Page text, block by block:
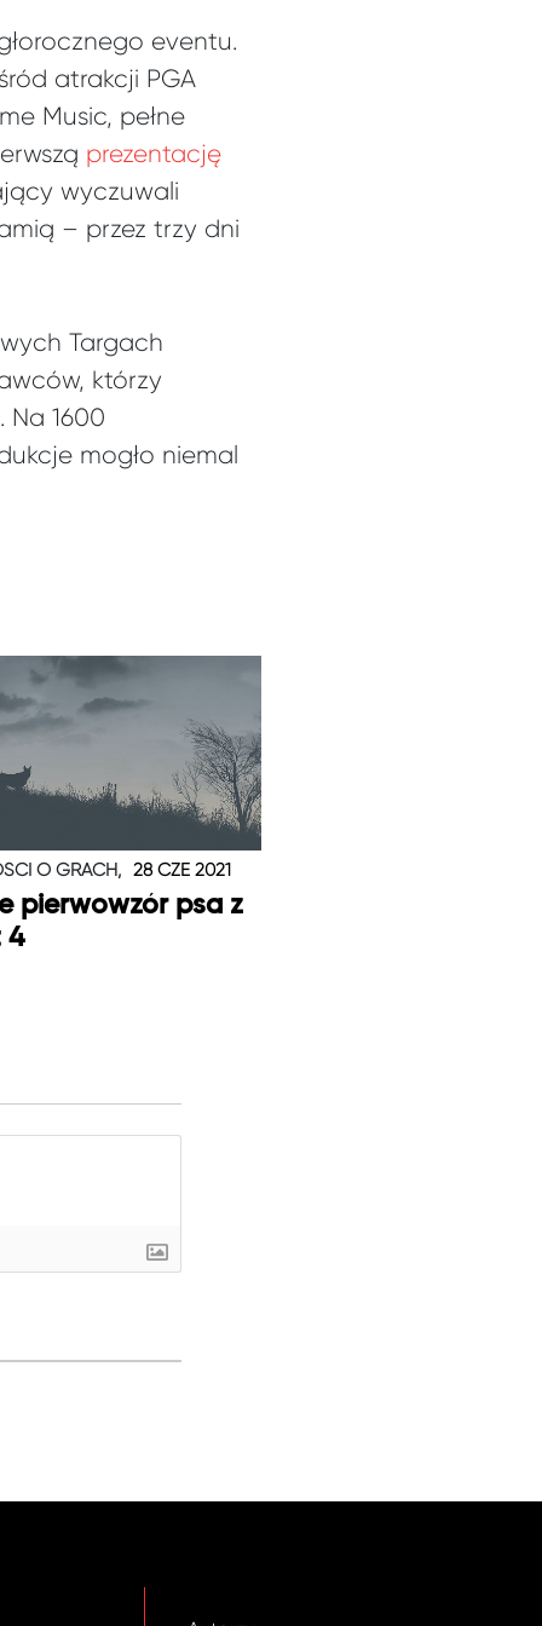
eventu.
atrakcji PGA
Music, pełne
prezentację
wyczuwali
– przez trzy dni
Targach
którzy
Na 1600
mogło niemal
O GRACH, 28 CZE 2021
pierwowzór psa z
4